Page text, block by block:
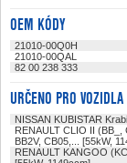
OEM KÓDY
21010-00Q0H
21010-00QAL
82 00 238 333
URČENO PRO VOZIDLA
NISSAN KUBISTAR
RENAULT CLIO II (BB_,
BB2V, CB05,... [55kW,
RENAULT KANGOO